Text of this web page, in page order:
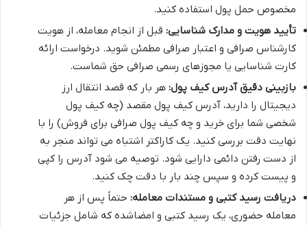
مخصوص حمل پول استفاده کنید.
تأیید هویت و مدارک شناسایی: قبل از انجام معامله، از هویت
کارشناس صرافی و اعتبار صرافی مطمئن شوید. درخواست ارائه
کارت شناسایی یا مجوزهای رسمی صرافی حق شماست.
بازبینی دقیق آدرس کیف پول: هر بار که قصد انتقال ارز
دیجیتال را دارید، آدرس کیف پول مقصد (چه کیف پول
شخصی شما برای خرید و چه کیف پول صرافی برای فروش) را با
نهایت دقت بررسی کنید. یک کاراکتر اشتباه می تواند منجر به
از دست رفتن دائمی دارایی شود. توصیه می شود آدرس را کپی
و پیست کرده و سپس چند بار با دقت چک کنید.
دریافت رسید کتبی و مستندات معامله: حتماً پس از هر
معامله حضوری، یک رسید کتبی و امضاشده که شامل جزئیات